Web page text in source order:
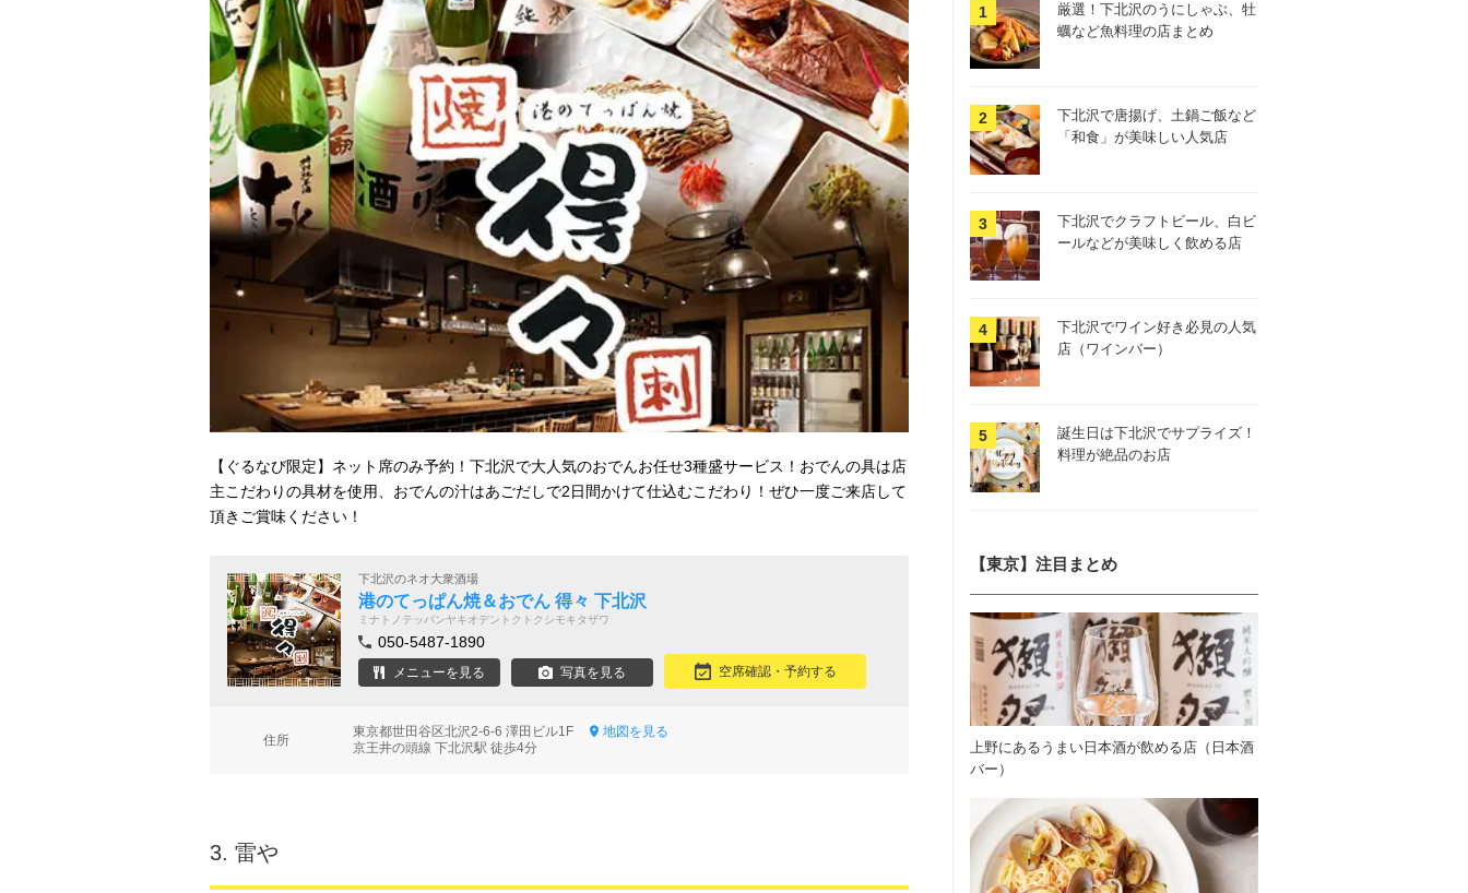
【ぐるなび限定】ネット席のみ予約！下北沢で大人気のおでんお任せ3種盛サービス！おでんの具は店
主こだわりの具材を使用、おでんの汁はあごだしで2日間かけて仕込むこだわり！ぜひ一度ご来店して
頂きご賞味ください！
下北沢のネオ大衆酒場
港のてっぱん焼＆おでん 得々 下北沢
ミナトノテッパンヤキオデントクトクシモキタザワ
050-5487-1890
メニューを見る 写真を見る 空席確認・予約する
住所
東京都世田谷区北沢2-6-6 澤田ビル1F
地図を見る
京王井の頭線 下北沢駅 徒歩4分
3. 雷や
厳選！下北沢のうにしゃぶ、牡
蠣など魚料理の店まとめ
下北沢で唐揚げ、土鍋ご飯など
「和食」が美味しい人気店
下北沢でクラフトビール、白ビ
ールなどが美味しく飲める店
下北沢でワイン好き必見の人気
店（ワインバー）
誕生日は下北沢でサプライズ！
料理が絶品のお店
【東京】注目まとめ
上野にあるうまい日本酒が飲める店（日本酒
バー）